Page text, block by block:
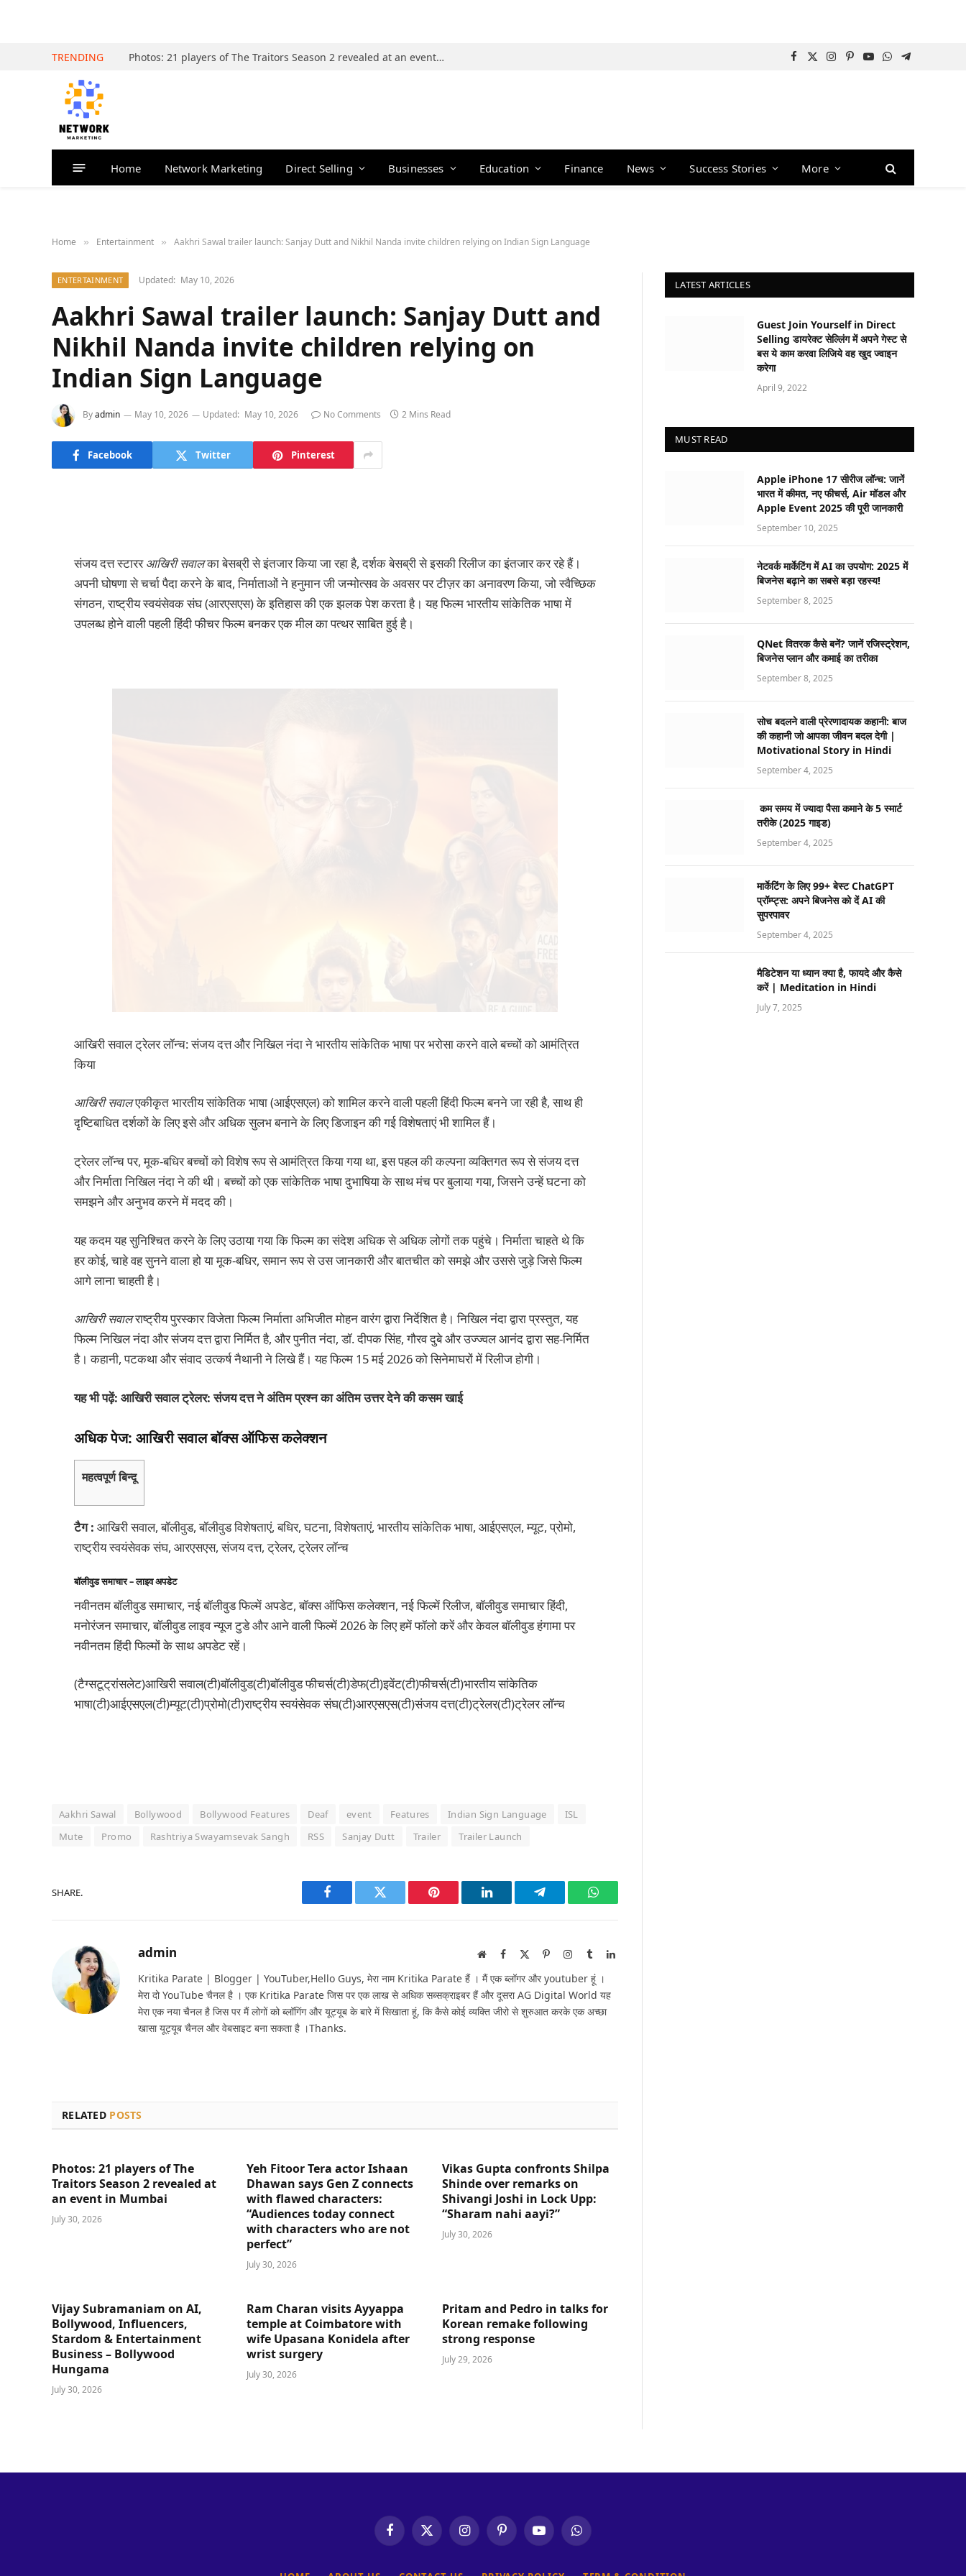
TRENDING Photos: 21 players of The Traitors Season 2 revealed at an event in Mumbai Facebook
X
Instagram
Pinterest
YouTube
WhatsApp
Telegram
Home Network Marketing Direct Selling Businesses Education Finance News Success Stories More
Home » Entertainment » Aakhri Sawal trailer launch: Sanjay Dutt and Nikhil Nanda invite children relying on Indian Sign Language
ENTERTAINMENT Updated: May 10, 2026
Aakhri Sawal trailer launch: Sanjay Dutt and
Nikhil Nanda invite children relying on
Indian Sign Language
Byadmin May 10, 2026 Updated: May 10, 2026 No Comments 2 Mins Read
Facebook Twitter Pinterest
संजय दत्त स्टाररआखिरी सवालका बेसब्री से इंतजार किया जा रहा है, दर्शक बेसब्री से इसकी रिलीज का इंतजार कर रहे हैं।
अपनी घोषणा से चर्चा पैदा करने के बाद, निर्माताओं ने हनुमान जी जन्मोत्सव के अवसर पर टीज़र का अनावरण किया, जो स्वैच्छिक
संगठन, राष्ट्रीय स्वयंसेवक संघ (आरएसएस) के इतिहास की एक झलक पेश करता है। यह फिल्म भारतीय सांकेतिक भाषा में
उपलब्ध होने वाली पहली हिंदी फीचर फिल्म बनकर एक मील का पत्थर साबित हुई है।
आखिरी सवाल ट्रेलर लॉन्च: संजय दत्त और निखिल नंदा ने भारतीय सांकेतिक भाषा पर भरोसा करने वाले बच्चों को आमंत्रित
किया
आखिरी सवालएकीकृत भारतीय सांकेतिक भाषा (आईएसएल) को शामिल करने वाली पहली हिंदी फिल्म बनने जा रही है, साथ ही
दृष्टिबाधित दर्शकों के लिए इसे और अधिक सुलभ बनाने के लिए डिजाइन की गई विशेषताएं भी शामिल हैं।
ट्रेलर लॉन्च पर, मूक-बधिर बच्चों को विशेष रूप से आमंत्रित किया गया था, इस पहल की कल्पना व्यक्तिगत रूप से संजय दत्त
और निर्माता निखिल नंदा ने की थी। बच्चों को एक सांकेतिक भाषा दुभाषिया के साथ मंच पर बुलाया गया, जिसने उन्हें घटना को
समझने और अनुभव करने में मदद की।
यह कदम यह सुनिश्चित करने के लिए उठाया गया कि फिल्म का संदेश अधिक से अधिक लोगों तक पहुंचे। निर्माता चाहते थे कि
हर कोई, चाहे वह सुनने वाला हो या मूक-बधिर, समान रूप से उस जानकारी और बातचीत को समझे और उससे जुड़े जिसे फिल्म
आगे लाना चाहती है।
आखिरी सवालराष्ट्रीय पुरस्कार विजेता फिल्म निर्माता अभिजीत मोहन वारंग द्वारा निर्देशित है। निखिल नंदा द्वारा प्रस्तुत, यह
फिल्म निखिल नंदा और संजय दत्त द्वारा निर्मित है, और पुनीत नंदा, डॉ. दीपक सिंह, गौरव दुबे और उज्ज्वल आनंद द्वारा सह-निर्मित
है। कहानी, पटकथा और संवाद उत्कर्ष नैथानी ने लिखे हैं। यह फिल्म 15 मई 2026 को सिनेमाघरों में रिलीज होगी।
यह भी पढ़ें: आखिरी सवाल ट्रेलर: संजय दत्त ने अंतिम प्रश्न का अंतिम उत्तर देने की कसम खाई
अधिक पेज: आखिरी सवाल बॉक्स ऑफिस कलेक्शन
महत्वपूर्ण बिन्दू
टैग : आखिरी सवाल, बॉलीवुड, बॉलीवुड विशेषताएं, बधिर, घटना, विशेषताएं, भारतीय सांकेतिक भाषा, आईएसएल, म्यूट, प्रोमो,
राष्ट्रीय स्वयंसेवक संघ, आरएसएस, संजय दत्त, ट्रेलर, ट्रेलर लॉन्च
बॉलीवुड समाचार – लाइव अपडेट
नवीनतम बॉलीवुड समाचार, नई बॉलीवुड फिल्में अपडेट, बॉक्स ऑफिस कलेक्शन, नई फिल्में रिलीज, बॉलीवुड समाचार हिंदी,
मनोरंजन समाचार, बॉलीवुड लाइव न्यूज टुडे और आने वाली फिल्में 2026 के लिए हमें फॉलो करें और केवल बॉलीवुड हंगामा पर
नवीनतम हिंदी फिल्मों के साथ अपडेट रहें।
(टैग्सटूट्रांसलेट)आखिरी सवाल(टी)बॉलीवुड(टी)बॉलीवुड फीचर्स(टी)डेफ(टी)इवेंट(टी)फीचर्स(टी)भारतीय सांकेतिक
भाषा(टी)आईएसएल(टी)म्यूट(टी)प्रोमो(टी)राष्ट्रीय स्वयंसेवक संघ(टी)आरएसएस(टी)संजय दत्त(टी)ट्रेलर(टी)ट्रेलर लॉन्च
Aakhri Sawal Bollywood Bollywood Features Deaf event Features Indian Sign Language
ISL
Mute
Promo Rashtriya Swayamsevak Sangh RSS Sanjay Dutt Trailer Trailer Launch
SHARE.
Facebook Twitter Pinterest LinkedIn Telegram WhatsApp
admin WebsiteFacebook PinterestInstagram
TumblrLinkedIn
Kritika Parate | Blogger | YouTuber,Hello Guys, मेरा नाम Kritika Parate हैं । मैं एक ब्लॉगर और youtuber हूं ।
मेरा दो YouTube चैनल है । एक Kritika Parate जिस पर एक लाख से अधिक सब्सक्राइबर हैं और दूसरा AG Digital World यह
मेरा एक नया चैनल है जिस पर मैं लोगों को ब्लॉगिंग और यूट्यूब के बारे में सिखाता हूं, कि कैसे कोई व्यक्ति जीरो से शुरुआत करके एक अच्छा
खासा यूट्यूब चैनल और वेबसाइट बना सकता है ।Thanks.
RELATED POSTS
Photos: 21 players of The
Traitors Season 2 revealed at
an event in Mumbai
July 30, 2026
Yeh Fitoor Tera actor Ishaan
Dhawan says Gen Z connects
with flawed characters:
“Audiences today connect
with characters who are not
perfect”
July 30, 2026
Vikas Gupta confronts Shilpa
Shinde over remarks on
Shivangi Joshi in Lock Upp:
“Sharam nahi aayi?”
July 30, 2026
Vijay Subramaniam on AI,
Bollywood, Influencers,
Stardom & Entertainment
Business – Bollywood
Hungama
July 30, 2026
Ram Charan visits Ayyappa
temple at Coimbatore with
wife Upasana Konidela after
wrist surgery
July 30, 2026
Pritam and Pedro in talks for
Korean remake following
strong response
July 29, 2026
LATEST ARTICLES
Guest Join Yourself in Direct
Selling डायरेक्ट सेल्लिंग में अपने गेस्ट से
बस ये काम करवा लिजिये वह खुद ज्वाइन
करेगा
April 9, 2022
MUST READ
Apple iPhone 17 सीरीज लॉन्च: जानें
भारत में कीमत, नए फीचर्स, Air मॉडल और
Apple Event 2025 की पूरी जानकारी
September 10, 2025
नेटवर्क मार्केटिंग में AI का उपयोग: 2025 में
बिजनेस बढ़ाने का सबसे बड़ा रहस्य!
September 8, 2025
QNet वितरक कैसे बनें? जानें रजिस्ट्रेशन,
बिजनेस प्लान और कमाई का तरीका
September 8, 2025
सोच बदलने वाली प्रेरणादायक कहानी: बाज
की कहानी जो आपका जीवन बदल देगी |
Motivational Story in Hindi
September 4, 2025
कम समय में ज्यादा पैसा कमाने के 5 स्मार्ट
तरीके (2025 गाइड)
September 4, 2025
मार्केटिंग के लिए 99+ बेस्ट ChatGPT
प्रॉम्प्ट्स: अपने बिजनेस को दें AI की
सुपरपावर
September 4, 2025
मैडिटेशन या ध्यान क्या है, फायदे और कैसे
करें | Meditation in Hindi
July 7, 2025
FacebookX
(Twitter)
InstagramPinterestYouTubeWhatsApp